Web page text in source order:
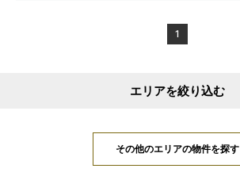
1
エリアを絞り込む
その他のエリアの物件を探す